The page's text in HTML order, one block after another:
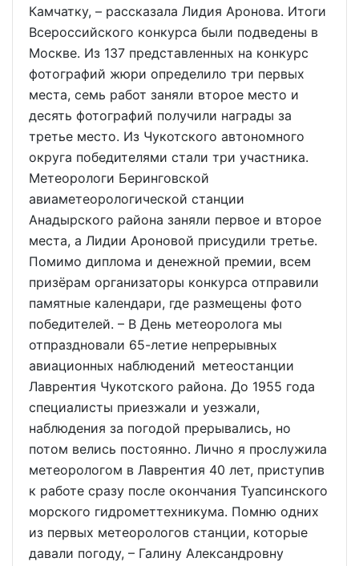
Камчатку, – рассказала Лидия Аронова. Итоги
Всероссийского конкурса были подведены в
Москве. Из 137 представленных на конкурс
фотографий жюри определило три первых
места, семь работ заняли второе место и
десять фотографий получили награды за
третье место. Из Чукотского автономного
округа победителями стали три участника.
Метеорологи Беринговской
авиаметеорологической станции
Анадырского района заняли первое и второе
места, а Лидии Ароновой присудили третье.
Помимо диплома и денежной премии, всем
призёрам организаторы конкурса отправили
памятные календари, где размещены фото
победителей. – В День метеоролога мы
отпраздновали 65-летие непрерывных
авиационных наблюдений метеостанции
Лаврентия Чукотского района. До 1955 года
специалисты приезжали и уезжали,
наблюдения за погодой прерывались, но
потом велись постоянно. Лично я прослужила
метеорологом в Лаврентия 40 лет, приступив
к работе сразу после окончания Туапсинского
морского гидрометтехникума. Помню одних
из первых метеорологов станции, которые
давали погоду, – Галину Александровну